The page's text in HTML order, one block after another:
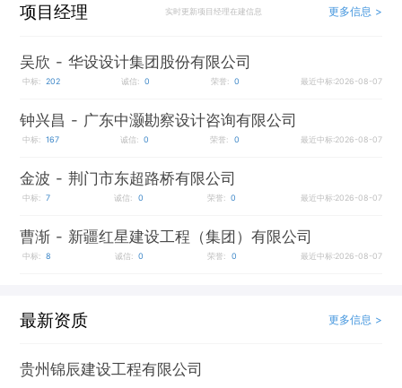
项目经理 实时更新项目经理在建信息 更多信息 >
吴欣 - 华设设计集团股份有限公司
中标: 202 诚信: 0 荣誉: 0 最近中标:2026-08-07
钟兴昌 - 广东中灏勘察设计咨询有限公司
中标: 167 诚信: 0 荣誉: 0 最近中标:2026-08-07
金波 - 荆门市东超路桥有限公司
中标: 7 诚信: 0 荣誉: 0 最近中标:2026-08-07
曹渐 - 新疆红星建设工程（集团）有限公司
中标: 8 诚信: 0 荣誉: 0 最近中标:2026-08-07
最新资质 更多信息 >
贵州锦辰建设工程有限公司